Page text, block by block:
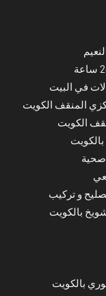
في البيت
المنقف الكويت
الكويت
و تركيب
بالكويت
بالكويت